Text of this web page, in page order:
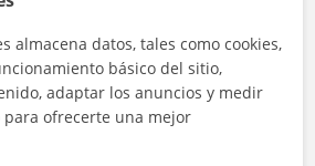
15€/h
almacena datos, tales como cookies,
básico del sitio,
adaptar los anuncios y medir
para ofrecerte una mejor